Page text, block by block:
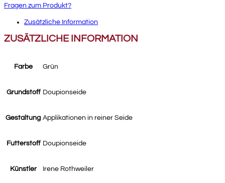
Fragen zum Produkt?
Zusätzliche Information
ZUSÄTZLICHE INFORMATION
Farbe Grün
Grundstoff Doupionseide
Gestaltung Applikationen in reiner Seide
Futterstoff Doupionseide
Künstler Irene Rothweiler